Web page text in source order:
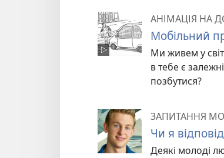
АНІМАЦІЯ НА
Мобільний
Ми живем у
в тебе є
позбутися?
ЗАПИТАННЯ
Чи я
Деякі молоді